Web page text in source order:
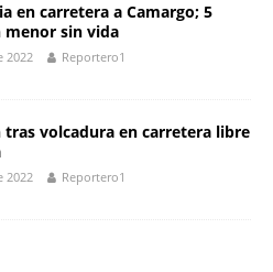
en carretera a Camargo; 5
menor sin vida
2022 Reportero1
tras volcadura en carretera libre
2022 Reportero1